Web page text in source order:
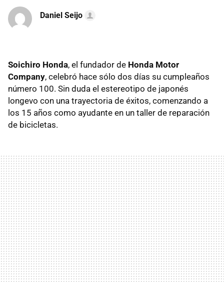
Daniel Seijo
Soichiro Honda, el fundador de Honda Motor
Company, celebró hace sólo dos días su cumpleaños
número 100. Sin duda el estereotipo de japonés
longevo con una trayectoria de éxitos, comenzando a
los 15 años como ayudante en un taller de reparación
de bicicletas.